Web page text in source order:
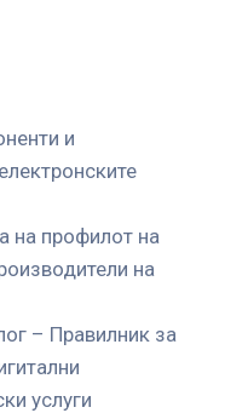
и
на профилот на
на
– Правилник за
услуги